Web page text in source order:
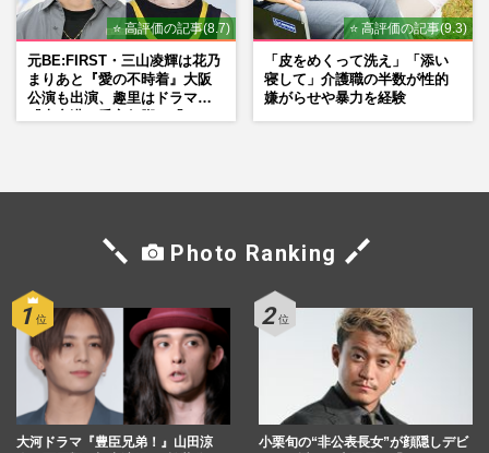
⭐ 高評価の記事(8.7)
元BE:FIRST・三山凌輝は花乃
まりあと『愛の不時着』大阪
公演も出演、趣里はドラマ
⭐ 高評価の記事(9.3)
「皮をめくって洗え」「添い
寝して」介護職の半数が性的
嫌がらせや暴力を経験
Photo Ranking
大河ドラマ『豊臣兄弟！』山田涼
小栗旬の“非公表長女”が顔隠しデビ